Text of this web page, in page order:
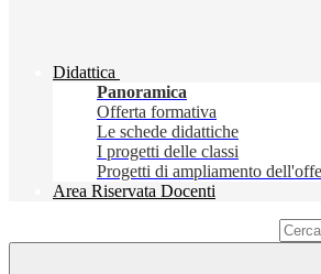
Didattica
Panoramica
Offerta formativa
Le schede didattiche
I progetti delle classi
Progetti di ampliamento
Area Riservata Docenti